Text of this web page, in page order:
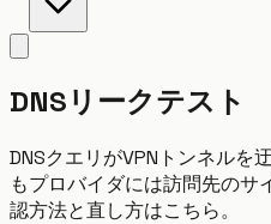
DNSリークテスト
DNSクエリがVPNトンネルを
もプロバイダには訪問先のサ
認方法と直し方はこちら。